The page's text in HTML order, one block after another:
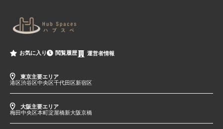
お気に入り 閲覧履歴 運営者情報
東京主要エリア
港区渋谷区中央区千代田区新宿区
大阪主要エリア
梅田中央区本町淀屋橋新大阪京橋